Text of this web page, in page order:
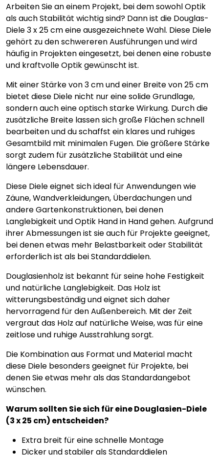
Arbeiten Sie an einem Projekt, bei dem sowohl Optik
als auch Stabilität wichtig sind? Dann ist die Douglas-
Diele 3 x 25 cm eine ausgezeichnete Wahl. Diese Diele
gehört zu den schwereren Ausführungen und wird
häufig in Projekten eingesetzt, bei denen eine robuste
und kraftvolle Optik gewünscht ist.
Mit einer Stärke von 3 cm und einer Breite von 25 cm
bietet diese Diele nicht nur eine solide Grundlage,
sondern auch eine optisch starke Wirkung. Durch die
zusätzliche Breite lassen sich große Flächen schnell
bearbeiten und du schaffst ein klares und ruhiges
Gesamtbild mit minimalen Fugen. Die größere Stärke
sorgt zudem für zusätzliche Stabilität und eine
längere Lebensdauer.
Diese Diele eignet sich ideal für Anwendungen wie
Zäune, Wandverkleidungen, Überdachungen und
andere Gartenkonstruktionen, bei denen
Langlebigkeit und Optik Hand in Hand gehen. Aufgrund
ihrer Abmessungen ist sie auch für Projekte geeignet,
bei denen etwas mehr Belastbarkeit oder Stabilität
erforderlich ist als bei Standarddielen.
Douglasienholz ist bekannt für seine hohe Festigkeit
und natürliche Langlebigkeit. Das Holz ist
witterungsbeständig und eignet sich daher
hervorragend für den Außenbereich. Mit der Zeit
vergraut das Holz auf natürliche Weise, was für eine
zeitlose und ruhige Ausstrahlung sorgt.
Die Kombination aus Format und Material macht
diese Diele besonders geeignet für Projekte, bei
denen Sie etwas mehr als das Standardangebot
wünschen.
Warum sollten Sie sich für eine Douglasien-Diele
(3 x 25 cm) entscheiden?
Extra breit für eine schnelle Montage
Dicker und stabiler als Standarddielen